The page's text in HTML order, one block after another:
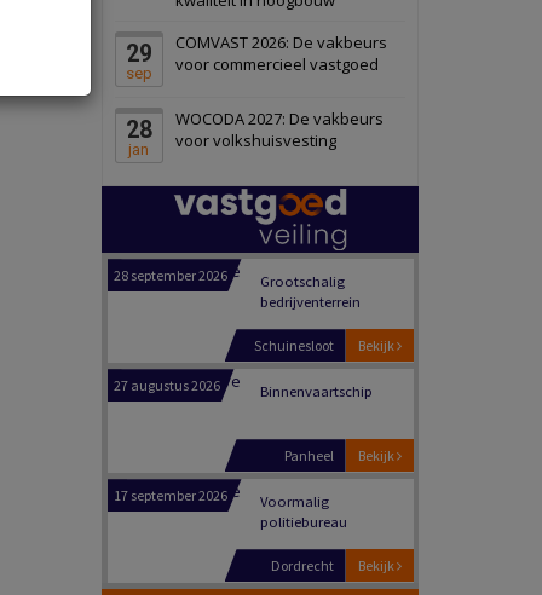
29
sep
COMVAST 2026: De vakbeurs
voor commercieel vastgoed
28
jan
WOCODA 2027: De vakbeurs
voor volkshuisvesting
Schiedam
22 september 2026 Attractiepark
Bekijk
Oranje
28 september 2026
bedrijventerrein
Schuinesloot
27 augustus 2026 Binnenvaartschip
Bekijk
Panheel
17 september 2026
Voormalig
Bekijk
Dordrecht
17 september 2026
Voormalig
politiebureau
Bekijk
Hilversum